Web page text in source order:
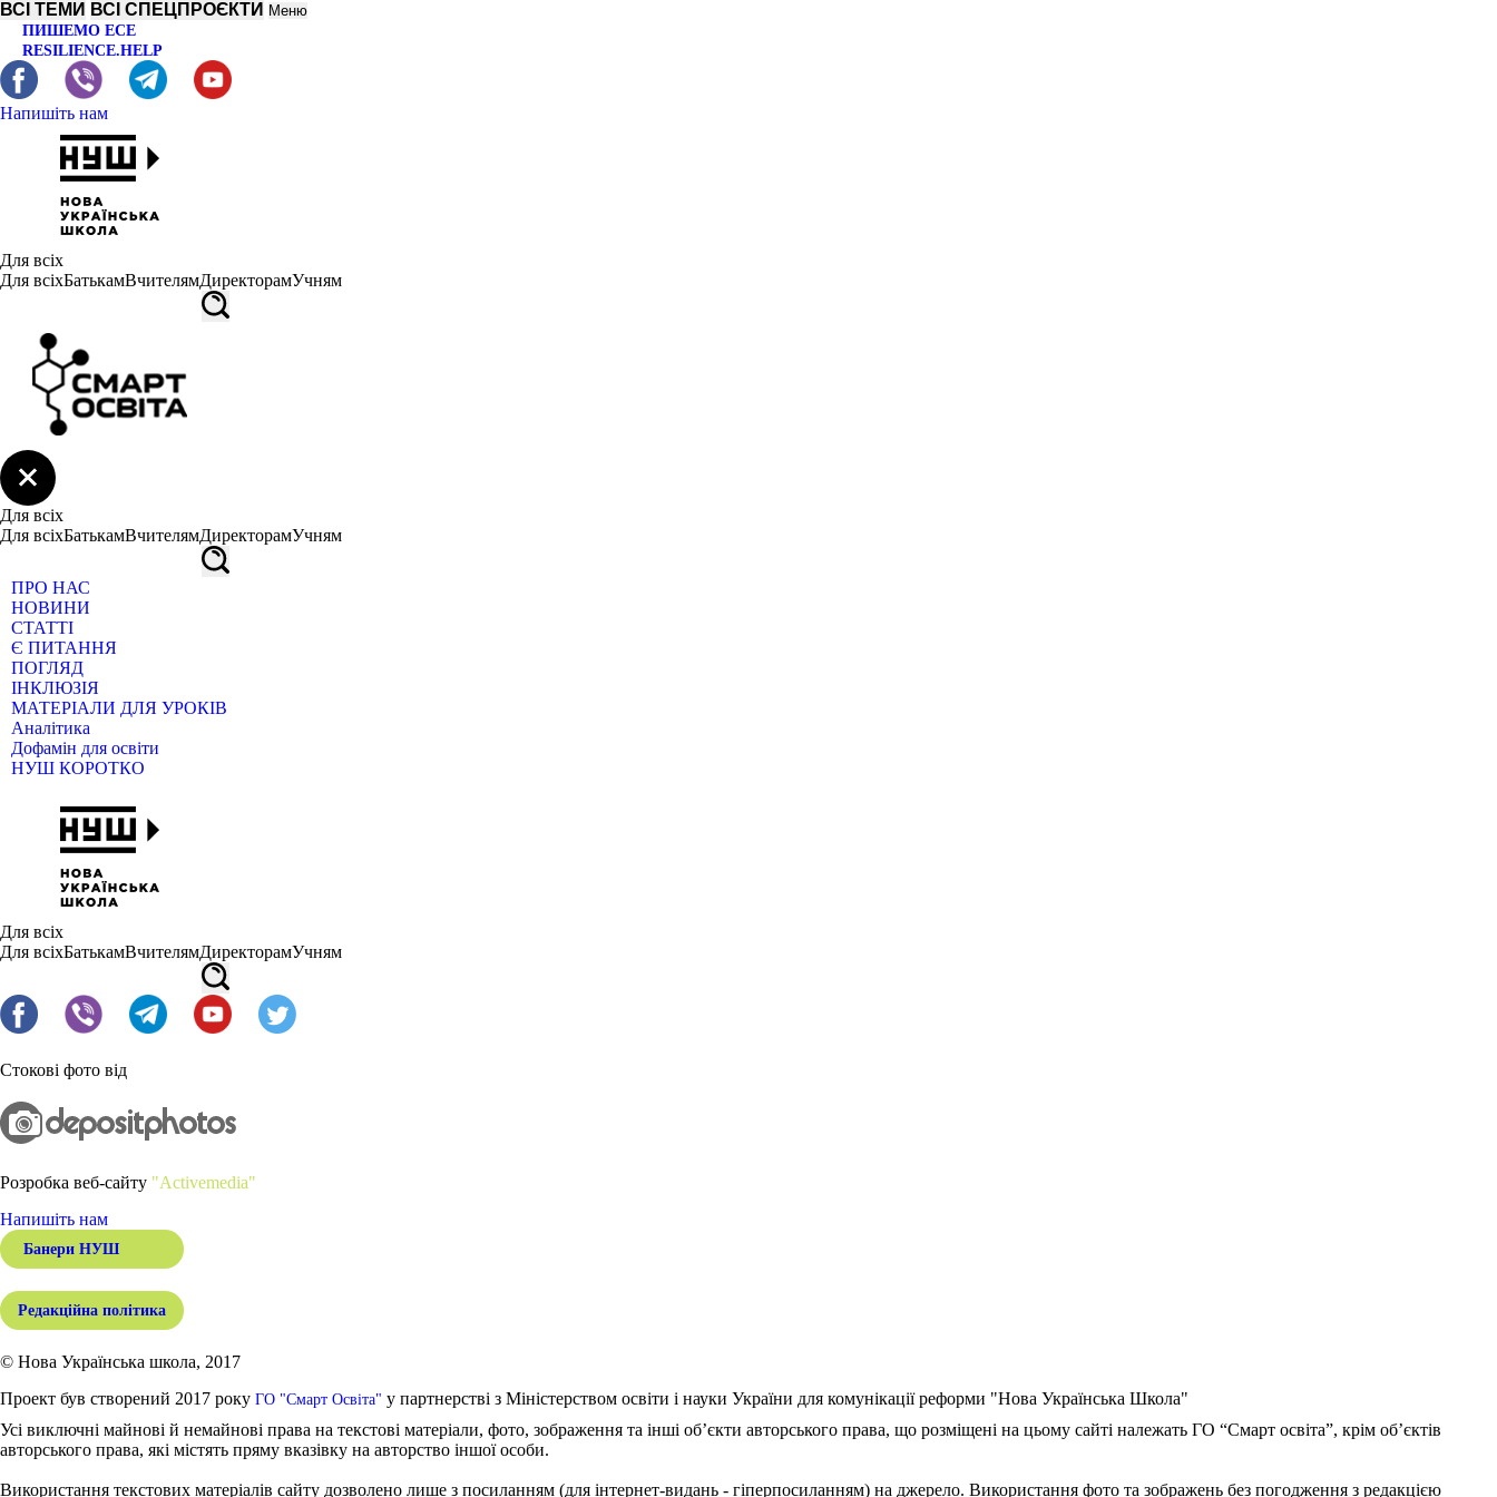
ВСІ ТЕМИ ВСІ СПЕЦПРОЄКТИ Меню
ПИШЕМО ЕСЕ
RESILIENCE.HELP
Напишіть нам
Для всіх
Для всіхБатькамВчителямДиректорамУчням
Для всіх
Для всіхБатькамВчителямДиректорамУчням
ПРО НАС
НОВИНИ
СТАТТІ
Є ПИТАННЯ
ПОГЛЯД
ІНКЛЮЗІЯ
МАТЕРІАЛИ ДЛЯ УРОКІВ
Аналітика
Дофамін для освіти
НУШ КОРОТКО
Для всіх
Для всіхБатькамВчителямДиректорамУчням
Стокові фото від
Розробка веб-сайту "Activemedia"
Напишіть нам
Банери НУШ
Редакційна політика
© Нова Українська школа, 2017
Проект був створений 2017 року ГО "Смарт Освіта" у партнерстві з Міністерством освіти і науки України для комунікації реформи "Нова Українська Школа"
Усі виключні майнові й немайнові права на текстові матеріали, фото, зображення та інші об’єкти авторського права, що розміщені на цьому сайті належать ГО “Смарт освіта”, крім об’єктів
авторського права, які містять пряму вказівку на авторство іншої особи.
Використання текстових матеріалів сайту дозволено лише з посиланням (для інтернет-видань - гіперпосиланням) на джерело. Використання фото та зображень без погодження з редакцією